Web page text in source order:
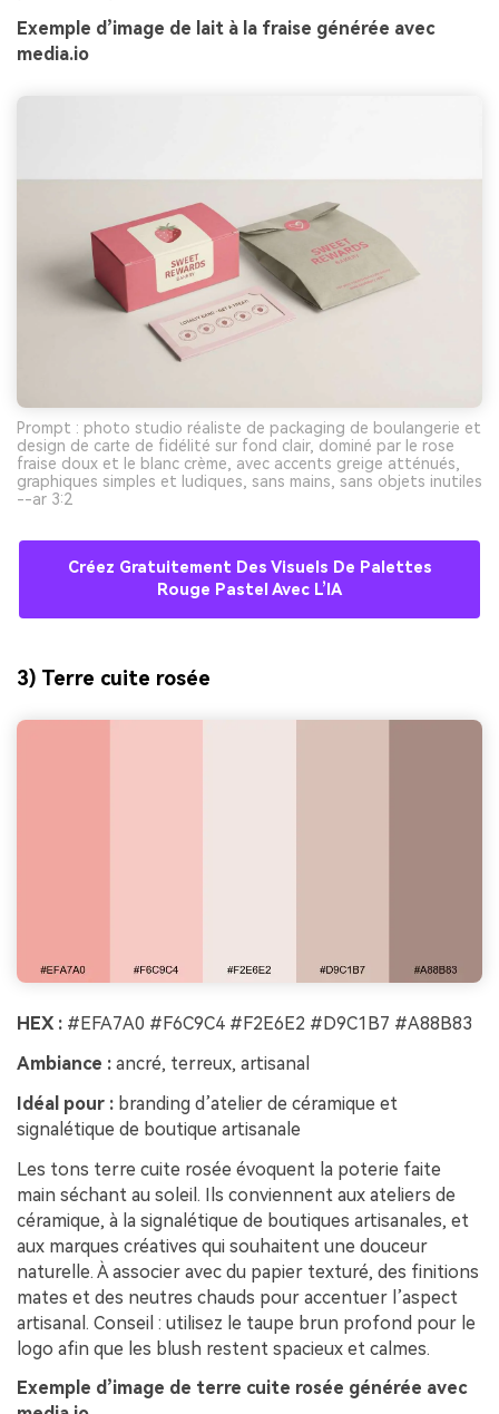
Exemple d’image de lait à la fraise générée avec
media.io
Prompt : photo studio réaliste de packaging de boulangerie et
design de carte de fidélité sur fond clair, dominé par le rose
fraise doux et le blanc crème, avec accents greige atténués,
graphiques simples et ludiques, sans mains, sans objets inutiles
--ar 3:2
Créez Gratuitement Des Visuels De Palettes
Rouge Pastel Avec L’IA
3) Terre cuite rosée
HEX : #EFA7A0 #F6C9C4 #F2E6E2 #D9C1B7 #A88B83
Ambiance : ancré, terreux, artisanal
Idéal pour : branding d’atelier de céramique et
signalétique de boutique artisanale
Les tons terre cuite rosée évoquent la poterie faite
main séchant au soleil. Ils conviennent aux ateliers de
céramique, à la signalétique de boutiques artisanales, et
aux marques créatives qui souhaitent une douceur
naturelle. À associer avec du papier texturé, des finitions
mates et des neutres chauds pour accentuer l’aspect
artisanal. Conseil : utilisez le taupe brun profond pour le
logo afin que les blush restent spacieux et calmes.
Exemple d’image de terre cuite rosée générée avec